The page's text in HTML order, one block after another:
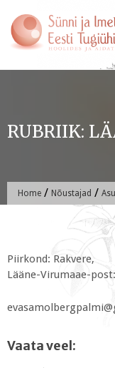
content
RUBRIIK:
Home / Nõustajad /
Piirkond: Rakvere,
Lääne-Virumaae-post:
Vaata veel: